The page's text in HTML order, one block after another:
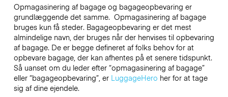
Opmagasinering af bagage og bagageopbevaring er
grundlæggende det samme. Opmagasinering af bagage
bruges kun få steder. Bagageopbevaring er det mest
almindelige navn, der bruges når der henvises til opbevaring
af bagage. De er begge defineret af folks behov for at
opbevare bagage, der kan afhentes på et senere tidspunkt.
Så uanset om du leder efter “opmagasinering af bagage”
eller “bagageopbevaring”, erLuggageHero her for at tage
sig af dine ejendele.